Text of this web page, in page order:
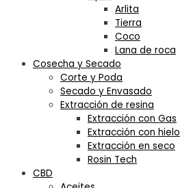
Arlita
Tierra
Coco
Lana de roca
Cosecha y Secado
Corte y Poda
Secado y Envasado
Extracción de resina
Extracción con Gas
Extracción con hielo
Extracción en seco
Rosin Tech
CBD